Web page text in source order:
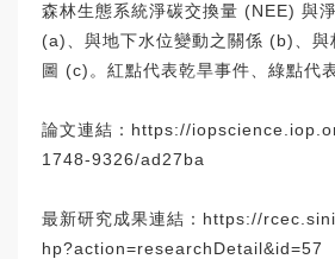
森林生態系統淨碳交換量 (NEE) 與
(a)、與地下水位變動之關係 (b)、與
圖 (c)。紅點代表乾旱事件、綠點代
論文連結： https://
1748-9326/ad27ba
最新研究成果連結： https://
hp?action=researchDetail&id=57